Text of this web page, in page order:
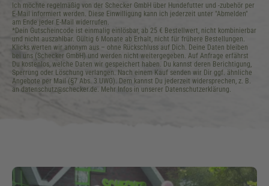
Ich möchte regelmäßig von der Schecker GmbH über Hundefutter und -zubehör per
E-Mail informiert werden. Diese Einwilligung kann ich jederzeit unter "Abmelden"
am Ende jeder E-Mail widerrufen.
*Dein Gutscheincode ist einmalig einlösbar, ab 25 € Bestellwert, nicht kombinierbar
und nicht auszahlbar. Gültig 6 Monate ab Erhalt, nicht für frühere Bestellungen.
Klicks werten wir anonym aus – ohne Rückschluss auf Dich. Deine Daten bleiben
bei uns (Schecker GmbH) und werden nicht weitergegeben. Auf Anfrage erfährst
Du kostenlos, welche Daten wir gespeichert haben. Du kannst deren Berichtigung,
Sperrung oder Löschung verlangen. Nach einem Kauf senden wir Dir ggf. ähnliche
Angebote per Mail (§7 Abs. 3 UWG). Dem kannst Du jederzeit widersprechen, z. B.
an datenschutz@schecker.de. Mehr Infos in unserer Datenschutzerklärung.